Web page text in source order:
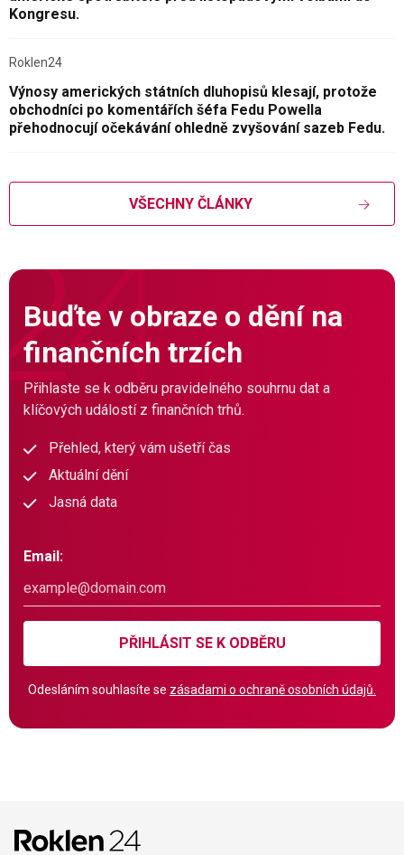
Kongresu.
Roklen24
Výnosy amerických státních dluhopisů klesají, protože
obchodníci po komentářích šéfa Fedu Powella
přehodnocují očekávání ohledně zvyšování sazeb Fedu.
VŠECHNY ČLÁNKY
Buďte v obraze o dění na
finančních trzích
Přihlaste se k odběru pravidelného souhrnu dat a
klíčových událostí z finančních trhů.
Přehled, který vám ušetří čas
Aktuální dění
Jasná data
Email:
PŘIHLÁSIT SE K ODBĚRU
Odesláním souhlasíte se zásadami o ochraně osobních údajů.